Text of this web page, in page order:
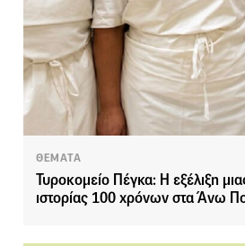
ΘΕΜΑΤΑ
Τυροκομείο Πέγκα: Η εξέλιξη
ιστορίας 100 χρόνων στα Άνω